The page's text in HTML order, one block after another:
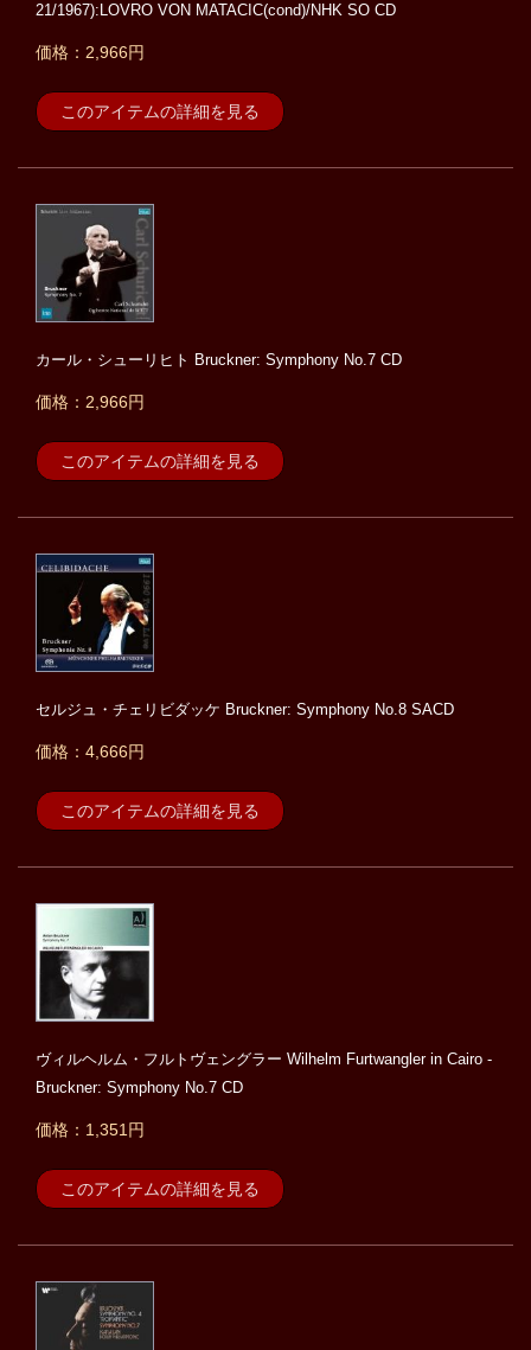
21/1967):LOVRO VON MATACIC(cond)/NHK SO CD
価格：2,966円
このアイテムの詳細を見る
カール・シューリヒト Bruckner: Symphony No.7 CD
価格：2,966円
このアイテムの詳細を見る
セルジュ・チェリビダッケ Bruckner: Symphony No.8 SACD
価格：4,666円
このアイテムの詳細を見る
ヴィルヘルム・フルトヴェングラー Wilhelm Furtwangler in Cairo -
Bruckner: Symphony No.7 CD
価格：1,351円
このアイテムの詳細を見る